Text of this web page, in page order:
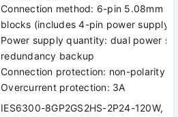
Connection method: 6-pin 5.08mm
blocks (includes 4-pin power supply)
Power supply quantity: dual power
redundancy backup
Connection protection: non-polarity
Overcurrent protection: 3A
IES6300-8GP2GS2HS-2P24-120W,